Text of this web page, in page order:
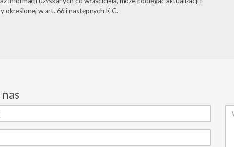
określonej w art. 66 i następnych K.C.